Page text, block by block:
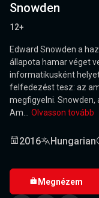
Snowden
12+
Edward Snowden a
állapota hamar véget
informatikusként
felfedezést tesz: az
megfigyelni. Snowden,
Am... Olvasson tovább
2016 Hungarian
Megnézem